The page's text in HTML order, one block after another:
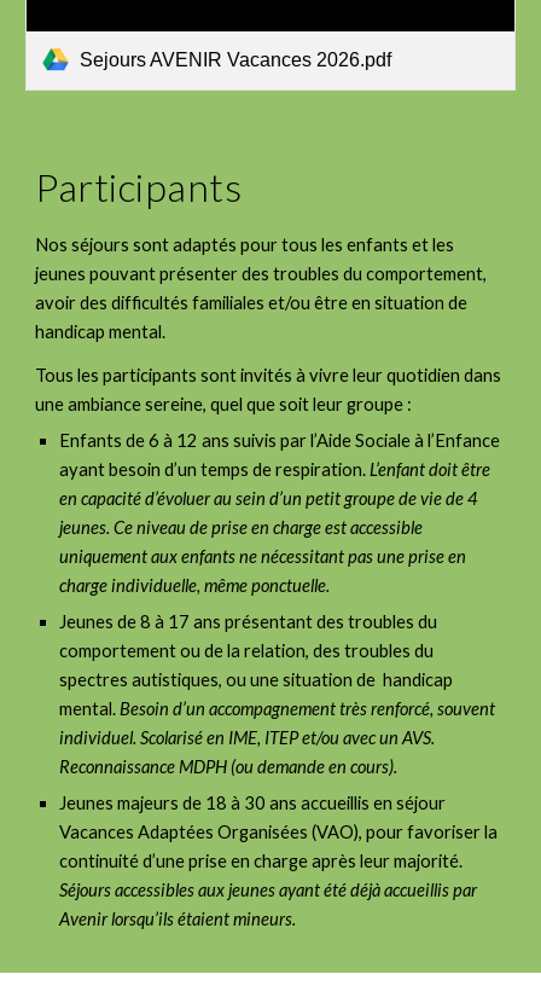
Sejours AVENIR Vacances 2026.pdf
Participants
Nos séjours sont adaptés pour tous les enfants et les
jeunes pouvant présenter des troubles du comportement,
avoir des difficultés familiales et/ou être en situation de
handicap mental.
Tous les participants sont invités à vivre leur quotidien dans
une ambiance sereine, quel que soit leur groupe :
Enfants de 6 à 12 ans suivis par l’Aide Sociale à l’Enfance
ayant besoin d’un temps de respiration. L’enfant doit être
en capacité d’évoluer au sein d’un petit groupe de vie de 4
jeunes. Ce niveau de prise en charge est accessible
uniquement aux enfants ne nécessitant pas une prise en
charge individuelle, même ponctuelle.
Jeunes de 8 à 17 ans présentant des troubles du
comportement ou de la relation, des troubles du
spectres autistiques, ou une situation de handicap
mental. Besoin d’un accompagnement très renforcé, souvent
individuel. Scolarisé en IME, ITEP et/ou avec un AVS.
Reconnaissance MDPH (ou demande en cours).
Jeunes majeurs de 18 à 30 ans accueillis en séjour
Vacances Adaptées Organisées (VAO), pour favoriser la
continuité d’une prise en charge après leur majorité.
Séjours accessibles aux jeunes ayant été déjà accueillis par
Avenir lorsqu’ils étaient mineurs.